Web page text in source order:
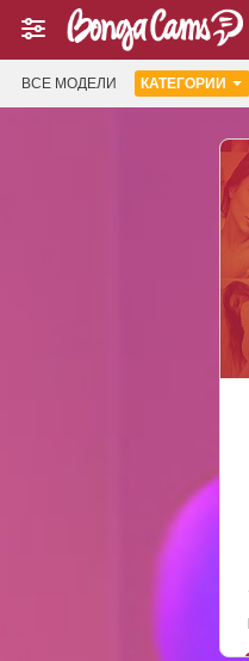
ВСЕ МОДЕЛИ КАТЕГОРИИ